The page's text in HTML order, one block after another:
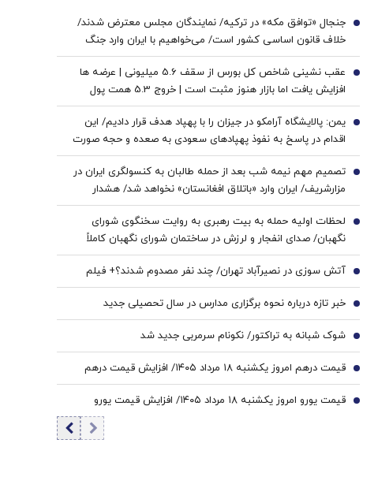
جنجال «توافق مکه» در ترکیه/ نمایندگان مجلس معترض شدند/
خلاف قانون اساسی کشور است/ می‌خواهیم با ایران وارد جنگ
شویم؟/ اردوغان این توافقنامه را با چه مجوزی امضا کرد؟
1
عقب نشینی شاخص کل بورس از سقف 5.6 میلیونی | عرضه ها
افزایش یافت اما بازار هنوز مثبت است | خروج 5.3 همت پول
حقیقی از بازار سهام
2
یمن: پالایشگاه آرامکو در جیزان را با پهپاد هدف قرار دادیم/ این
اقدام در پاسخ به نفوذ پهپادهای سعودی به صعده و حجه صورت
گرفت
3
تصمیم مهم نیمه شب بعد از حمله طالبان به کنسولگری ایران در
مزارشریف/ ایران وارد «باتلاق افغانستان» نخواهد شد/ هشدار
احمدشاه مسعود: اگر ایران وارد عمل نشود، هرات به‌طور کامل به
دست طالبان خواهد افتاد
4
لحظات اولیه حمله به بیت رهبری به روایت سخنگوی شورای
نگهبان/ صدای انفجار و لرزش در ساختمان شورای نگهبان کاملاً
احساس شد+ فیلم
5
آتش سوزی در نصیرآباد تهران/ چند نفر مصدوم شدند؟+ فیلم 6
خبر تازه درباره نحوه برگزاری مدارس در سال تحصیلی جدید 7
شوک شبانه به تراکتور/ نکونام سرمربی جدید شد 8
قیمت درهم امروز یکشنبه ۱۸ مرداد ۱۴۰۵/ افزایش قیمت درهم 9
قیمت یورو امروز یکشنبه ۱۸ مرداد ۱۴۰۵/ افزایش قیمت یورو 10